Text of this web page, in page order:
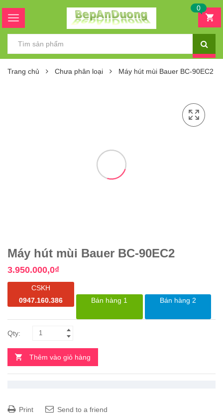
0
Trang chủ Chưa phân loại Máy hút mùi Bauer BC-90EC2
Máy hút mùi Bauer BC-90EC2
3.950.000,0₫
CSKH
0947.160.386
Bán hàng 1 Bán hàng 2
Thêm vào giỏ hàng
Print
Send to a friend